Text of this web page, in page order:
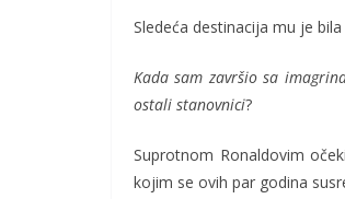
Sledeća destinacija mu je
Kada sam završio sa
ostali stanovnici?
Suprotnom Ronaldovim
kojim se ovih par godina